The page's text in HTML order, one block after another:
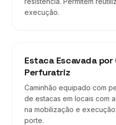
execução.
Estaca Escavada por
Perfuratriz
Caminhão equipado com
de estacas em locais com
na mobilização e
porte.